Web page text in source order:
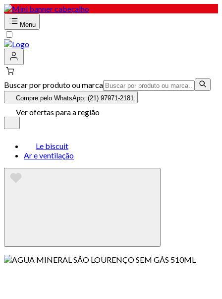
Menu
Buscar por produto ou marca
Compre pelo WhatsApp: (21) 97971-2181
Ver ofertas para a região
Le biscuit
Ar e ventilação